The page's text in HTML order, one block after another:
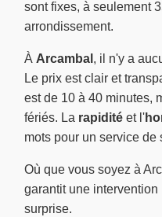
sont fixes, à seulement
arrondissement.
À Arcambal , il n'y a
Le prix est clair et
est de 10 à 40 minutes,
fériés. La rapidité et l'
mots pour un service de
Où que vous soyez à
garantit une
surprise.